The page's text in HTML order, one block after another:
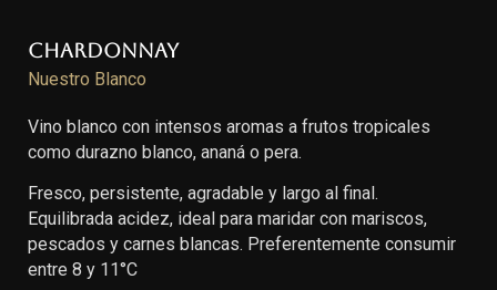
Chardonnay
Nuestro Blanco
Vino blanco con intensos aromas a frutos tropicales
como durazno blanco, ananá o pera.
Fresco, persistente, agradable y largo al final.
Equilibrada acidez, ideal para maridar con mariscos,
pescados y carnes blancas. Preferentemente consumir
entre 8 y 11°C